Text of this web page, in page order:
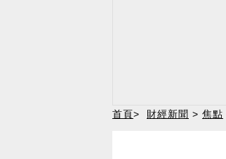
首頁> 財經新聞 > 焦點